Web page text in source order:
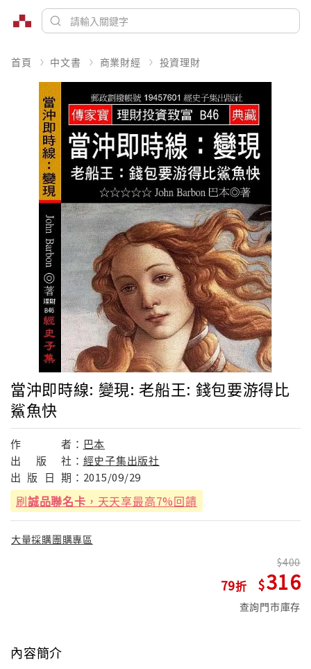
首頁 中文書 商業財經 投資理財
當沖即時線: 變現: 老船王: 錢包要游得比
鯊魚快
作 者： 巴本
出
版 社： 經史子集出版社
出 版 日 期： 2015/09/29
刷誠品聯名卡 ，天天享最高7%回饋
大量採購團購專區
79
400
316
查詢門市庫存
內容簡介